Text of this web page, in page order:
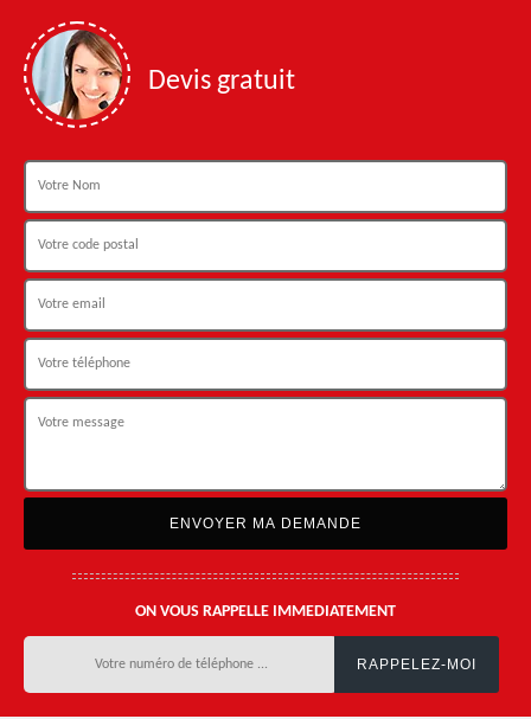
Devis gratuit
ON VOUS RAPPELLE IMMEDIATEMENT